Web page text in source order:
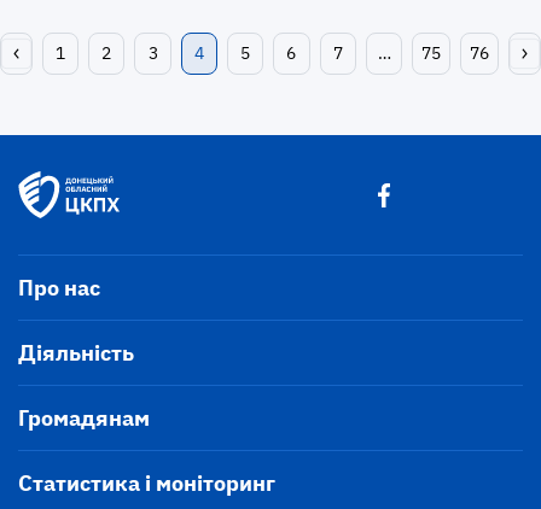
1 2 3 4 5 6 7 … 75 76
Про нас
Діяльність
Громадянам
Статистика і моніторинг